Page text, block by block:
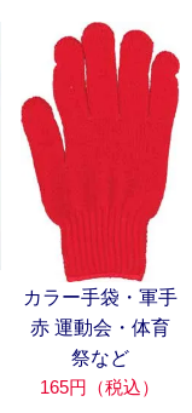
カラー手袋・軍手
赤 運動会・体育
祭など
165円（税込）